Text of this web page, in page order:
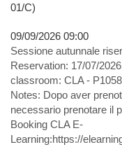
01/C)
09/09/2026 09:00
Sessione autunnale
Reservation: 17/07/
classroom: CLA - P1058
Notes: Dopo aver
necessario prenotare il
Booking CLA E-
Learning:https://